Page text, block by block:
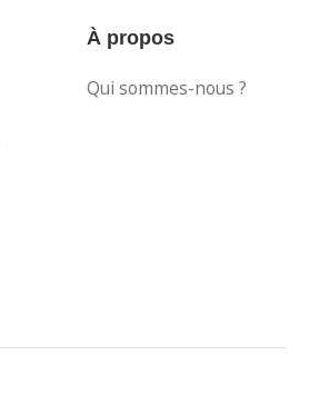
À propos
Qui sommes-nous ?